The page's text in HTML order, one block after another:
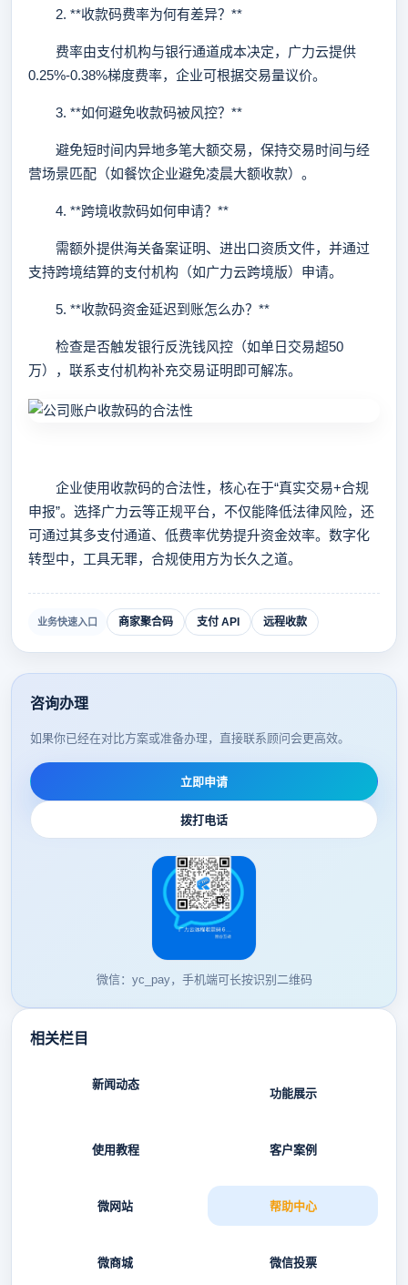
2. **收款码费率为何有差异？**
费率由支付机构与银行通道成本决定，广力云提供
0.25%-0.38%梯度费率，企业可根据交易量议价。
3. **如何避免收款码被风控？**
避免短时间内异地多笔大额交易，保持交易时间与经
营场景匹配（如餐饮企业避免凌晨大额收款）。
4. **跨境收款码如何申请？**
需额外提供海关备案证明、进出口资质文件，并通过
支持跨境结算的支付机构（如广力云跨境版）申请。
5. **收款码资金延迟到账怎么办？**
检查是否触发银行反洗钱风控（如单日交易超50
万），联系支付机构补充交易证明即可解冻。
企业使用收款码的合法性，核心在于“真实交易+合规
申报”。选择广力云等正规平台，不仅能降低法律风险，还
可通过其多支付通道、低费率优势提升资金效率。数字化
转型中，工具无罪，合规使用方为长久之道。
业务快速入口 商家聚合码 支付 API 远程收款
咨询办理
如果你已经在对比方案或准备办理，直接联系顾问会更高效。
立即申请
拨打电话
微信：yc_pay，手机端可长按识别二维码
相关栏目
新闻动态
功能展示
使用教程 客户案例
微网站 帮助中心
微商城 微信投票